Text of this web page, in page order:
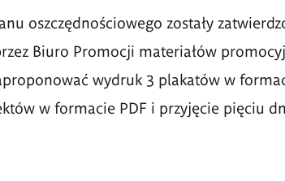
oszczędnościowego zostały
Biuro Promocji materiałów
wydruk 3 plakatów w
w formacie PDF i przyjęcie pięciu